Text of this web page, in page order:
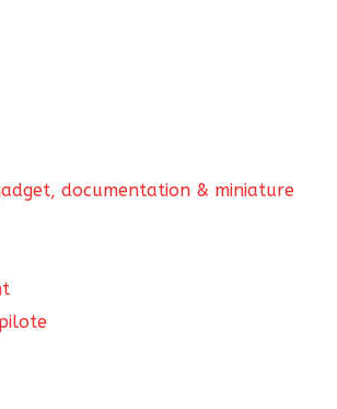
documentation & miniature